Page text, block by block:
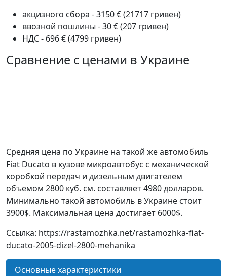
акцизного сбора - 3150 € (21717 гривен)
ввозной пошлины - 30 € (207 гривен)
НДС - 696 € (4799 гривен)
Сравнение с ценами в Украине
Средняя цена по Украине на такой же автомобиль
Fiat Ducato в кузове микроавтобус c механической
коробкой передач и дизельным двигателем
объемом 2800 куб. см. составляет 4980 долларов.
Минимально такой автомобиль в Украине стоит
3900$. Максимальная цена достигает 6000$.
Ссылка: https://rastamozhka.net/rastamozhka-fiat-
ducato-2005-dizel-2800-mehanika
Основные характеристики